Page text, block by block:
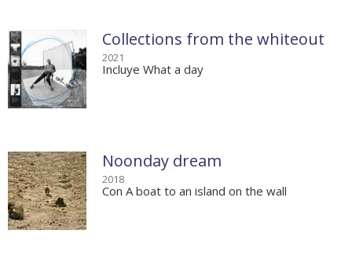
Collections from the whiteout
2021
Incluye What a day
Noonday dream
2018
Con A boat to an island on the wall